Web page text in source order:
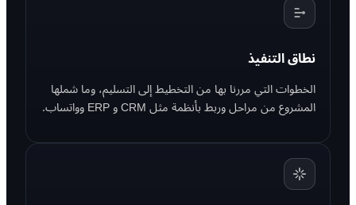
نطاق التنفيذ
الخطوات التي مررنا بها من التخطيط إلى التسليم، وما شملها
المشروع من مراحل وربط بأنظمة مثل CRM و ERP وواتساب.